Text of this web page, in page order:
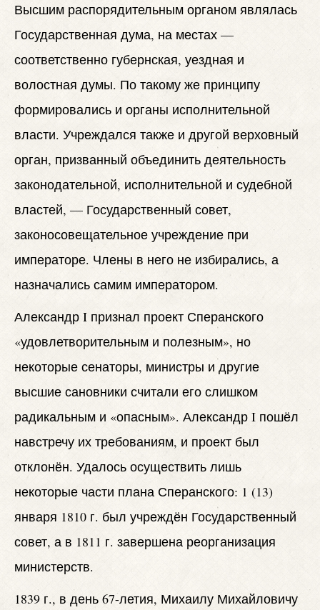
Высшим распорядительным органом являлась
Государственная дума, на местах —
соответственно губернская, уездная и
волостная думы. По такому же принципу
формировались и органы исполнительной
власти. Учреждался также и другой верховный
орган, призванный объединить деятельность
законодательной, исполнительной и судебной
властей, — Государственный совет,
законосовещательное учреждение при
императоре. Члены в него не избирались, а
назначались самим императором.
Александр I признал проект Сперанского
«удовлетворительным и полезным», но
некоторые сенаторы, министры и другие
высшие сановники считали его слишком
радикальным и «опасным». Александр I пошёл
навстречу их требованиям, и проект был
отклонён. Удалось осуществить лишь
некоторые части плана Сперанского: 1 (13)
января 1810 г. был учреждён Государственный
совет, а в 1811 г. завершена реорганизация
министерств.
1839 г., в день 67-летия, Михаилу Михайловичу